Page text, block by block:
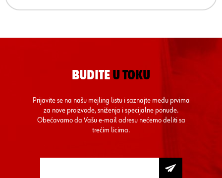
BUDITE U TOKU
Prijavite se na našu mejling listu i saznajte među prvima
za nove proizvode, sniženja i specijalne ponude.
Obećavamo da Vašu e-mail adresu nećemo deliti sa
trećim licima.